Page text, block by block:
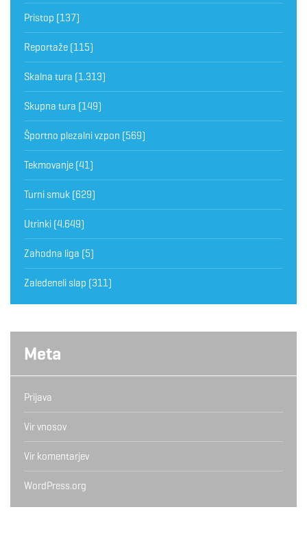
Pristop (137)
Reportaže (115)
Skalna tura (1.313)
Skupna tura (149)
Športno plezalni vzpon (569)
Tekmovanje (41)
Turni smuk (629)
Utrinki (4.649)
Zahodna liga (5)
Zaledeneli slap (311)
Meta
Prijava
Vir vnosov
Vir komentarjev
WordPress.org